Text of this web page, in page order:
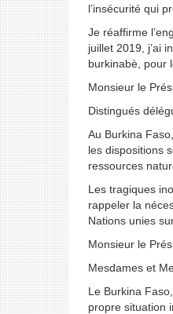
l’insécurité qui
Je réaffirme
juillet 2019, j’ai
burkinabè, pour
Monsieur le
Distingués
Au Burkina
les dispositions
ressources
Les tragiques
rappeler la
Nations unies
Monsieur le
Mesdames et
Le Burkina
propre situation